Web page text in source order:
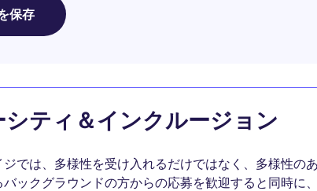
保存
ティ＆インクルージョン
では、多様性を受け入れるだけではなく、多様性の
バックグラウンドの方からの応募を歓迎すると同時に